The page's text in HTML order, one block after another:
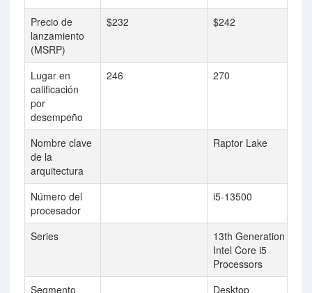
Precio de
lanzamiento
(MSRP)
$232 $242
Lugar en
calificación
por
desempeño
246 270
Nombre clave
de la
arquitectura
Raptor Lake
Número del
procesador
i5-13500
Series
13th Generation
Intel Core i5
Processors
Segmento
Desktop